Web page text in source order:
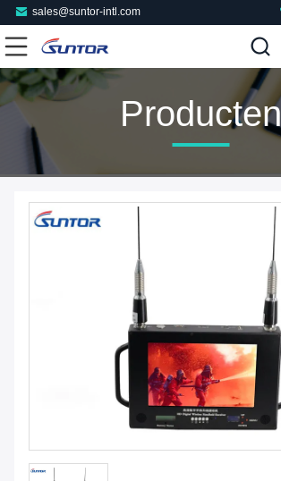
sales@suntor-intl.com
Producten